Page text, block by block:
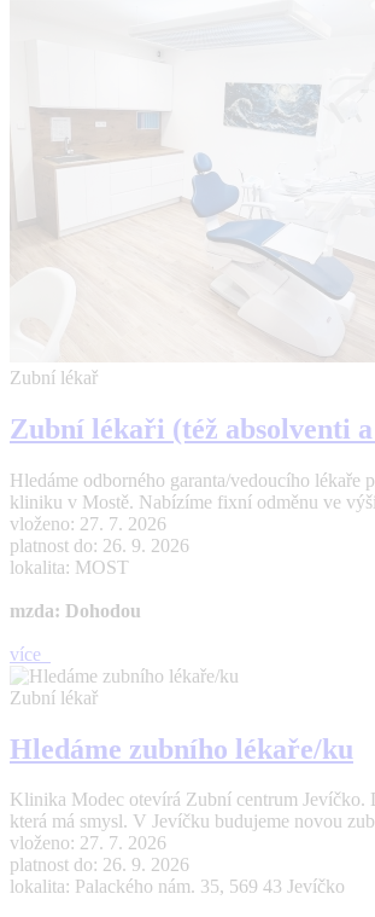
Zubní lékař
Zubní lékaři (též absolventi
Hledáme odborného garanta/vedoucího lékaře
kliniku v Mostě. Nabízíme fixní odměnu ve
vloženo: 27. 7. 2026
platnost do: 26. 9. 2026
lokalita: MOST
mzda: Dohodou
více
Zubní lékař
Hledáme zubního lékaře/ku
Klinika Modec otevírá Zubní centrum Jevíčko.
která má smysl. V Jevíčku budujeme novou
vloženo: 27. 7. 2026
platnost do: 26. 9. 2026
lokalita: Palackého nám. 35, 569 43 Jevíčko